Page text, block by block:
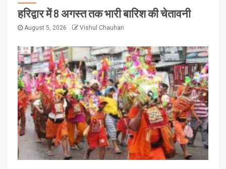
हरिद्वार में 8 अगस्त तक भारी बारिश की चेतावनी
August 5, 2026 Vishul Chauhan